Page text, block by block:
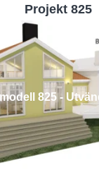
Projekt 825
825 -